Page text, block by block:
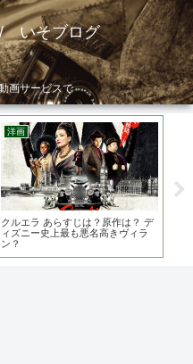
いそブログ
画サービスで
洋画
クルエラ あらすじは？原作は？ デ
ィズニー史上最も悪名高きヴィラ
ン？